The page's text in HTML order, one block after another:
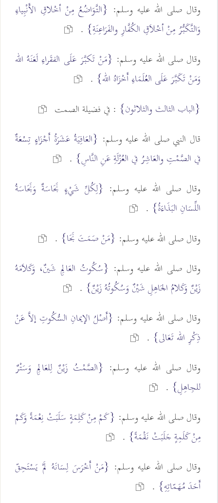
وقال صلى الله عليه وسلم: {التَّوَاضُعُ مِنْ أخْلاقِ الأَنْبِياءِ
وَالتَّكَبُّرُ مِنْ أخْلاَقِ الكُفَّارِ والفَرَاعِنَةِ} .
وقال صلى الله عليه وسلم: {مَنْ تَكبَّرَ عَلَى الفقَراءِ لَعَنَهُ الله
وَمَنْ تَكَبَّرَ عَلَى العُلَمَاءِ أَخْزَاهُ الله} .
{الباب الثالث والثلاثون} : في فضيلة الصمت
قال النبي صلى الله عليه وسلم: {العَافِيَةُ عَشَرَةُ أَجْزَاءٍ تِسْعَةٌ
في الصَّمْتِ والعَاشِرُ في العُزْلَةِ عَنِ النَّاسِ} .
وقال صلى الله عليه وسلم: {لِكُلِّ شَيْءٍ نَجَاسَةٌ وَنَجَاسَةُ
اللِّسَانِ البَذَاءَةُ} .
وقال صلى الله عليه وسلم: {مَنْ صَمَتَ نَجَا} .
وقال صلى الله عليه وسلم: {سُكُوتُ العَالِمِ شَينٌ، وَكَلاَمَهُ
زَيْنٌ وَكَلامُ الجَاهِلِ شَيْنٌ وَسُكُوتُهُ زَيْنٌ} .
وقال صلى الله عليه وسلم: {أَصْلُ الإيمانِ السُّكُوتِ إلاَّ عَنْ
ذِكْرِ الله تَعَالى} .
وقال صلى الله عليه وسلم: {الصَّمْتُ زَيْنٌ لِلعَالِمِ وَسَتْرٌ
للجِاهِلِ} .
وقال صلى الله عليه وسلم: {كَمْ مِنْ كَلِمَةٍ سَلَبَتْ نِعْمَةً وَكَمْ
مِنْ كَلَمِةٍ جَلَبَتْ نَقْمَةً} .
وقال صلى الله عليه وسلم: {مَنْ أَخْرَسَ لِسَانَهُ لَمْ يَسْتَحِقّ
أَحَدَ مُهَمّاتِهِ} .